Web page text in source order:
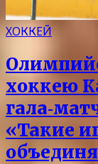
ХОККЕЙ
хоккею
«Такие